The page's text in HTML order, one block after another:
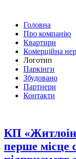
Головна
Про компанію
Квартири
Комерційна
Логотип
Паркінги
Збудовано
Партнери
Контакти
КП
перше місце